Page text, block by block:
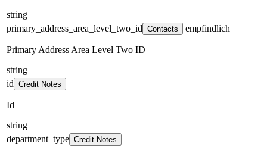
string
primary_address_area_level_two_id Contacts empfindlich
Primary Address Area Level Two ID
string
id Credit Notes
Id
string
department_type Credit Notes